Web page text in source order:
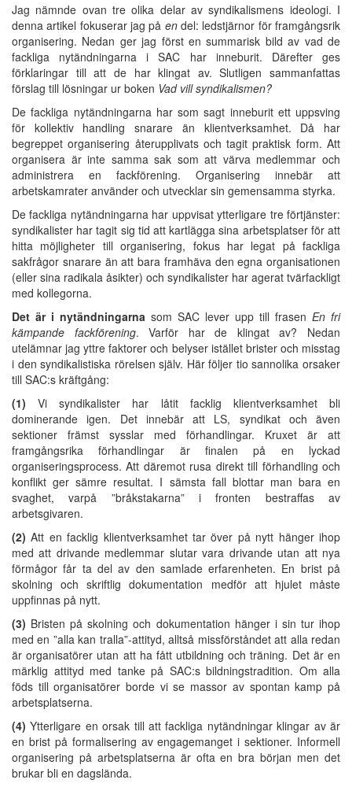
Jag nämnde ovan tre olika delar av syndikalismens ideologi. I
denna artikel fokuserar jag på endel: ledstjärnor för framgångsrik
organisering. Nedan ger jag först en summarisk bild av vad de
fackliga nytändningarna i SAC har inneburit. Därefter ges
förklaringar till att de har klingat av. Slutligen sammanfattas
förslag till lösningar ur boken Vad vill syndikalismen?
De fackliga nytändningarna har som sagt inneburit ett uppsving
för kollektiv handling snarare än klientverksamhet. Då har
begreppet organisering återupplivats och tagit praktisk form. Att
organisera är inte samma sak som att värva medlemmar och
administrera en fackförening. Organisering innebär att
arbetskamrater använder och utvecklar sin gemensamma styrka.
De fackliga nytändningarna har uppvisat ytterligare tre förtjänster:
syndikalister har tagit sig tid att kartlägga sina arbetsplatser för att
hitta möjligheter till organisering, fokus har legat på fackliga
sakfrågor snarare än att bara framhäva den egna organisationen
(eller sina radikala åsikter) och syndikalister har agerat tvärfackligt
med kollegorna.
Det är i nytändningarna som SAC lever upp till frasen En fri
kämpande fackförening. Varför har de klingat av? Nedan
utelämnar jag yttre faktorer och belyser istället brister och misstag
i den syndikalistiska rörelsen själv. Här följer tio sannolika orsaker
till SAC:s kräftgång:
(1) Vi syndikalister har låtit facklig klientverksamhet bli
dominerande igen. Det innebär att LS, syndikat och även
sektioner främst sysslar med förhandlingar. Kruxet är att
framgångsrika förhandlingar är finalen på en lyckad
organiseringsprocess. Att däremot rusa direkt till förhandling och
konflikt ger sämre resultat. I sämsta fall blottar man bara en
svaghet, varpå ”bråkstakarna” i fronten bestraffas av
arbetsgivaren.
(2) Att en facklig klientverksamhet tar över på nytt hänger ihop
med att drivande medlemmar slutar vara drivande utan att nya
förmågor får ta del av den samlade erfarenheten. En brist på
skolning och skriftlig dokumentation medför att hjulet måste
uppfinnas på nytt.
(3) Bristen på skolning och dokumentation hänger i sin tur ihop
med en ”alla kan tralla”-attityd, alltså missförståndet att alla redan
är organisatörer utan att ha fått utbildning och träning. Det är en
märklig attityd med tanke på SAC:s bildningstradition. Om alla
föds till organisatörer borde vi se massor av spontan kamp på
arbetsplatserna.
(4) Ytterligare en orsak till att fackliga nytändningar klingar av är
en brist på formalisering av engagemanget i sektioner. Informell
organisering på arbetsplatserna är ofta en bra början men det
brukar bli en dagslända.